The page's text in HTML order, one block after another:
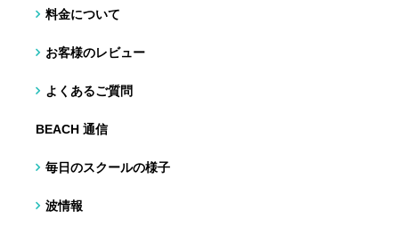
料金について
お客様のレビュー
よくあるご質問
BEACH 通信
毎日のスクールの様子
波情報